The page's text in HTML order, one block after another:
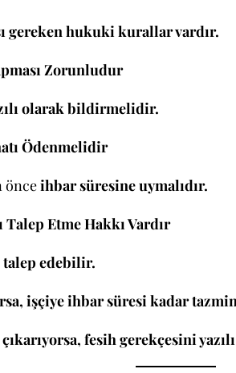
gereken hukuki kurallar vardır.
Zorunludur
olarak bildirmelidir.
Ödenmelidir
önceihbar süresine uymalıdır.
Etme Hakkı Vardır
talep edebilir.
işçiye ihbar süresi kadar
fesih gerekçesini